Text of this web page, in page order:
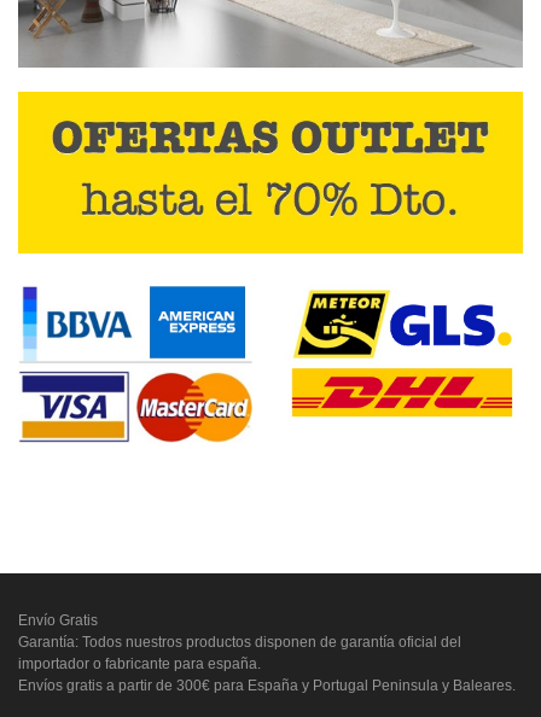
Envío Gratis
Garantía: Todos nuestros productos disponen de garantía oficial del
importador o fabricante para españa.
Envíos gratis a partir de 300€ para España y Portugal Peninsula y Baleares.